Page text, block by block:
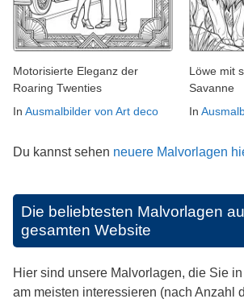
Motorisierte Eleganz der
Roaring Twenties
In Ausmalbilder von Art deco
Löwe mit
Savanne
In
Du kannst sehen neuere Malvorlagen
Die beliebtesten Malvorlagen
gesamten Website
Hier sind unsere Malvorlagen, die Sie
am meisten interessieren (nach Anzahl